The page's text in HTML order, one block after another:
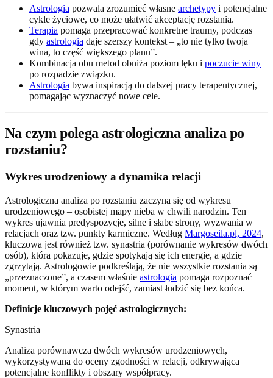
Astrologia pozwala zrozumieć własne archetypy i potencjalne
cykle życiowe, co może ułatwić akceptację rozstania.
Terapia pomaga przepracować konkretne traumy, podczas
gdy astrologia daje szerszy kontekst – „to nie tylko twoja
wina, to część większego planu”.
Kombinacja obu metod obniża poziom lęku i poczucie winy
po rozpadzie związku.
Astrologia bywa inspiracją do dalszej pracy terapeutycznej,
pomagając wyznaczyć nowe cele.
Na czym polega astrologiczna analiza po
rozstaniu?
Wykres urodzeniowy a dynamika relacji
Astrologiczna analiza po rozstaniu zaczyna się od wykresu
urodzeniowego – osobistej mapy nieba w chwili narodzin. Ten
wykres ujawnia predyspozycje, silne i słabe strony, wyzwania w
relacjach oraz tzw. punkty karmiczne. Według Margoseila.pl, 2024,
kluczowa jest również tzw. synastria (porównanie wykresów dwóch
osób), która pokazuje, gdzie spotykają się ich energie, a gdzie
zgrzytają. Astrologowie podkreślają, że nie wszystkie rozstania są
„przeznaczone”, a czasem właśnie astrologia pomaga rozpoznać
moment, w którym warto odejść, zamiast łudzić się bez końca.
Definicje kluczowych pojęć astrologicznych:
Synastria
Analiza porównawcza dwóch wykresów urodzeniowych,
wykorzystywana do oceny zgodności w relacji, odkrywająca
potencjalne konflikty i obszary współpracy.